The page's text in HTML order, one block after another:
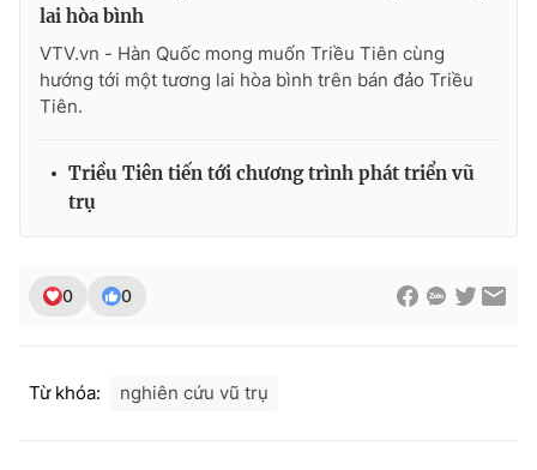
VTV Sức khoẻ Bất động sản
Thị trường 24h
VTV4 Vươn mình bằng AI
lai hòa bình
VTV.vn - Hàn Quốc mong muốn Triều Tiên cùng
hướng tới một tương lai hòa bình trên bán đảo Triều
Tiên.
Triều Tiên tiến tới chương trình phát triển vũ
trụ
0 0
Từ khóa: nghiên cứu vũ trụ